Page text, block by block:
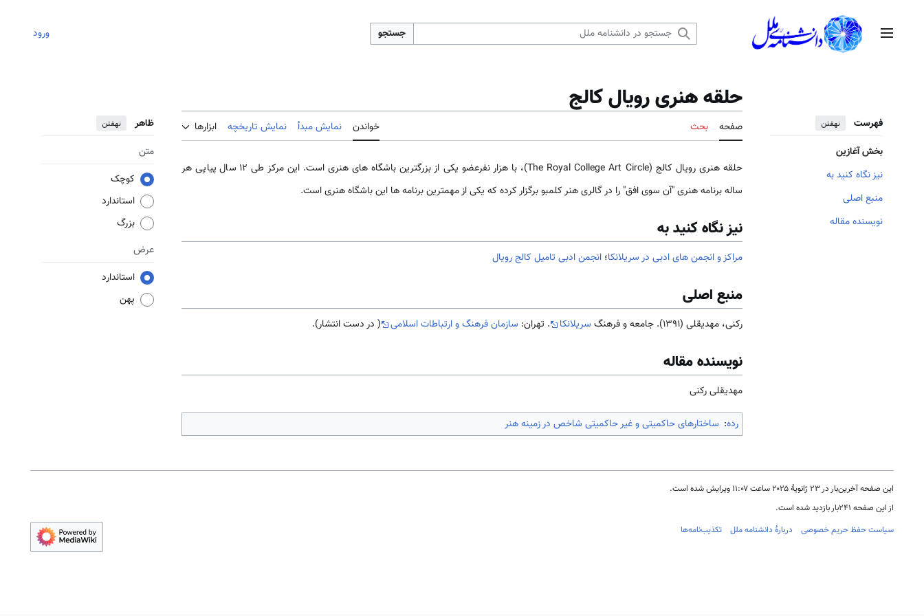
منوی اصلی جستجو ورود
فهرست نهفتن
بخش آغازین
نیز نگاه کنید به
منبع اصلی
نویسنده مقاله
حلقه هنری رویال کالج
صفحه بحث خواندن نمایش مبدأ نمایش تاریخچه ابزارها ظاهر نهفتن
متن
کوچک
استاندارد
بزرگ
عرض
استاندارد
پهن
حلقه هنری رویال کالج (The Royal College Art Circle)، با هزار نفرعضو یکی از بزرگترین باشگاه ‌های هنری است. این مرکز طی 12 سال پیاپی هر
ساله برنامه هنری "آن سوی افق" را در گالری هنر کلمبو برگزار کرده که یکی از مهمترین برنامه ها این باشگاه هنری است.
نیز نگاه کنید به
مراکز و انجمن های ادبی در سریلانکا؛ انجمن ادبی تامیل کالج رویال
منبع اصلی
رکنی، مهدیقلی (1391). جامعه و فرهنگ سریلانکا . تهران: سازمان فرهنگ و ارتباطات اسلامی ( در دست انتشار).
نویسنده مقاله
مهدیقلی رکنی
رده: ساختارهای حاکمیتی و غیر حاکمیتی شاخص در زمینه هنر
این صفحه آخرین‌بار در ‏۲۳ ژانویهٔ ۲۰۲۵ ساعت ‏۱۱:۰۷ ویرایش شده است.
از این صفحه ۲۴۱بار بازدید شده است.
سیاست حفظ حریم خصوصی
دربارهٔ دانشنامه ملل تکذیب‌نامه‌ها